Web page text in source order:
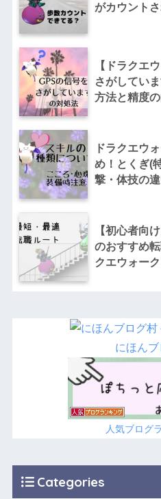
がカウント
【ドラクエ
さがしてい
方法と精度
ドラクエウ
め！とくぎ(
撃・体技の
【初心者向
のおすすめ
クエウォーク
にほん
人気ブログ
Categories